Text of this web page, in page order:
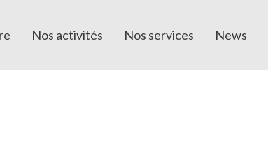
Nos activités Nos services News